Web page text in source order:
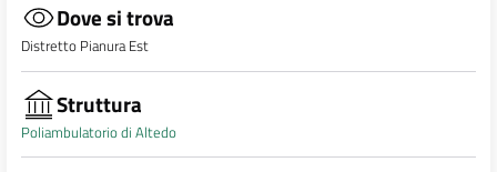
Dove si trova
Distretto Pianura Est
Struttura
Poliambulatorio di Altedo